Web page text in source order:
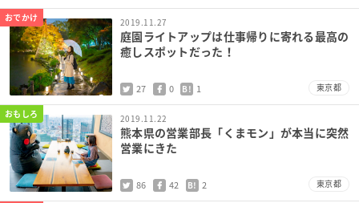
おでかけ 2019.11.27
庭園ライトアップは仕事帰りに寄れる最高の
癒しスポットだった！
27 0 B! 1 東京都
おもしろ 2019.11.22
熊本県の営業部長「くまモン」が本当に突然
営業にきた
86 42 B! 2 東京都